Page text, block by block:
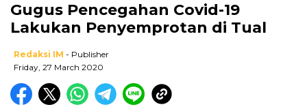
Gugus Pencegahan Covid-19
Lakukan Penyemprotan di Tual
Redaksi IM - Publisher
Friday, 27 March 2020